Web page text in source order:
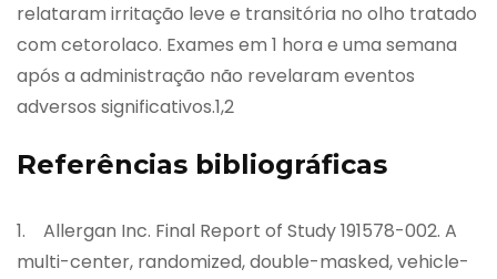
relataram irritação leve e transitória no olho tratado
com cetorolaco. Exames em 1 hora e uma semana
após a administração não revelaram eventos
adversos significativos.1,2
Referências bibliográficas
1. Allergan Inc. Final Report of Study 191578-002. A
multi-center, randomized, double-masked, vehicle-